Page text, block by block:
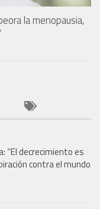
la menopausia,
“El decrecimiento es
contra el mundo